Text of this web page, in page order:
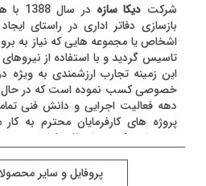
شرکت دیکا سازه
در
بازسازی دفاتر اداری در راستای
اشخاص یا مجموعه هایی که نیاز به
تاسیس گردید و با استفاده از نیروهای
این زمینه تجارب ارزشمندی به
خصوصی کسب نموده است که در حال
دهه فعالیت اجرایی و دانش فنی
پروژه های کارفرمایان محترم به
می‌پردازیم که هم از نظر طراحی،
کاربردی تا جلوه‌های بصری برجسته،
پروفايل و سایر